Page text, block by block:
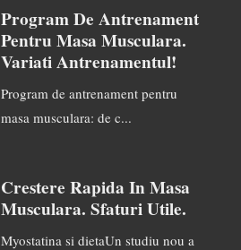
Program De Antrenament
Pentru Masa Musculara.
Variati Antrenamentul!
Program de antrenament pentru
masa musculara: de c...
Crestere Rapida In Masa
Musculara. Sfaturi Utile.
Myostatina si dietaUn studiu nou a